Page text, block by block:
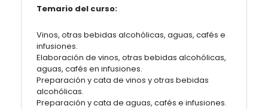
Temario del curso:
Vinos, otras bebidas alcohólicas, aguas, cafés e
infusiones.
Elaboración de vinos, otras bebidas alcohólicas,
aguas, cafés en infusiones.
Preparación y cata de vinos y otras bebidas
alcohólicas.
Preparación y cata de aguas, cafés e infusiones.